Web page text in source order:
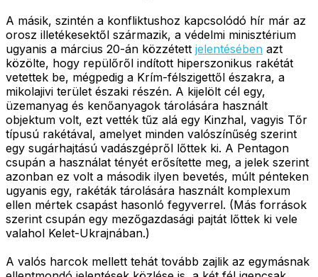
A másik, szintén a konfliktushoz kapcsolódó hír már az
orosz illetékesektől származik, a védelmi minisztérium
ugyanis a március 20-án közzétett jelentésében azt
közölte, hogy repülőről indított hiperszonikus rakétát
vetettek be, mégpedig a Krím-félszigettől északra, a
mikolajivi terület északi részén. A kijelölt cél egy,
üzemanyag és kenőanyagok tárolására használt
objektum volt, ezt vették tűz alá egy Kinzhal, vagyis Tőr
típusú rakétával, amelyet minden valószínűség szerint
egy sugárhajtású vadászgépről lőttek ki. A Pentagon
csupán a használat tényét erősítette meg, a jelek szerint
azonban ez volt a második ilyen bevetés, múlt pénteken
ugyanis egy, rakéták tárolására használt komplexum
ellen mértek csapást hasonló fegyverrel. (Más források
szerint csupán egy mezőgazdasági pajtát lőttek ki vele
valahol Kelet-Ukrajnában.)
A valós harcok mellett tehát tovább zajlik az egymásnak